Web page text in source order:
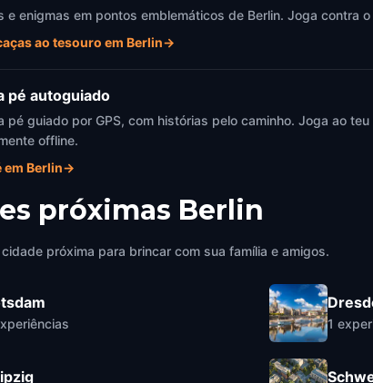
e enigmas em pontos emblemáticos de Berlin. Joga
ao tesouro em Berlin→
pé autoguiado
pé guiado por GPS, com histórias pelo caminho. Joga ao
offline.
em Berlin→
próximas Berlin
próxima para brincar com sua família e amigos.
1